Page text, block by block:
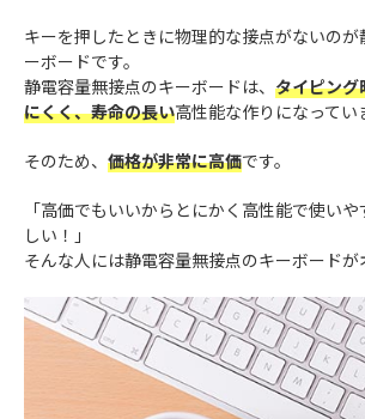
キーを押したときに物理的な接点がないの
ーボードです。
静電容量無接点のキーボードは、 タイピング
にくく、寿命の長い高性能な作りになってい
そのため、 価格が非常に高価です。
「高価でもいいからとにかく高性能で使い
しい！」
そんな人には静電容量無接点のキーボードが